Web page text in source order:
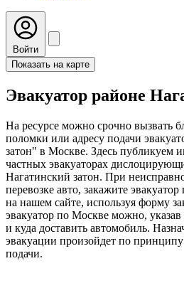
Войти
Показать на карте
Эвакуатор районе
На ресурсе можно срочно вызвать
поломки или адресу подачи
затон" в Москве. Здесь публикуем
частных эвакуаторах
Нагатинский затон. При
перевозке авто, закажите
на нашем сайте, используя форму
эвакуатор по Москве можно, указав
и куда доставить автомобиль.
эвакуации произойдет по
подачи.